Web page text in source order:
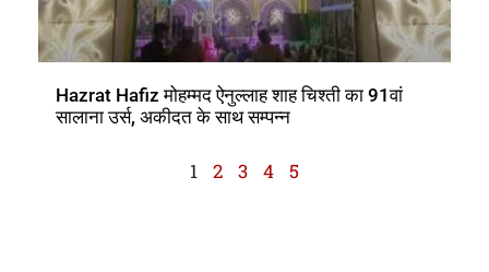
Hazrat Hafiz मोहम्मद ऐनुल्लाह शाह चिश्ती का 91वां
सालाना उर्स, अकीदत के साथ सम्पन्न
1 2 3 4 5